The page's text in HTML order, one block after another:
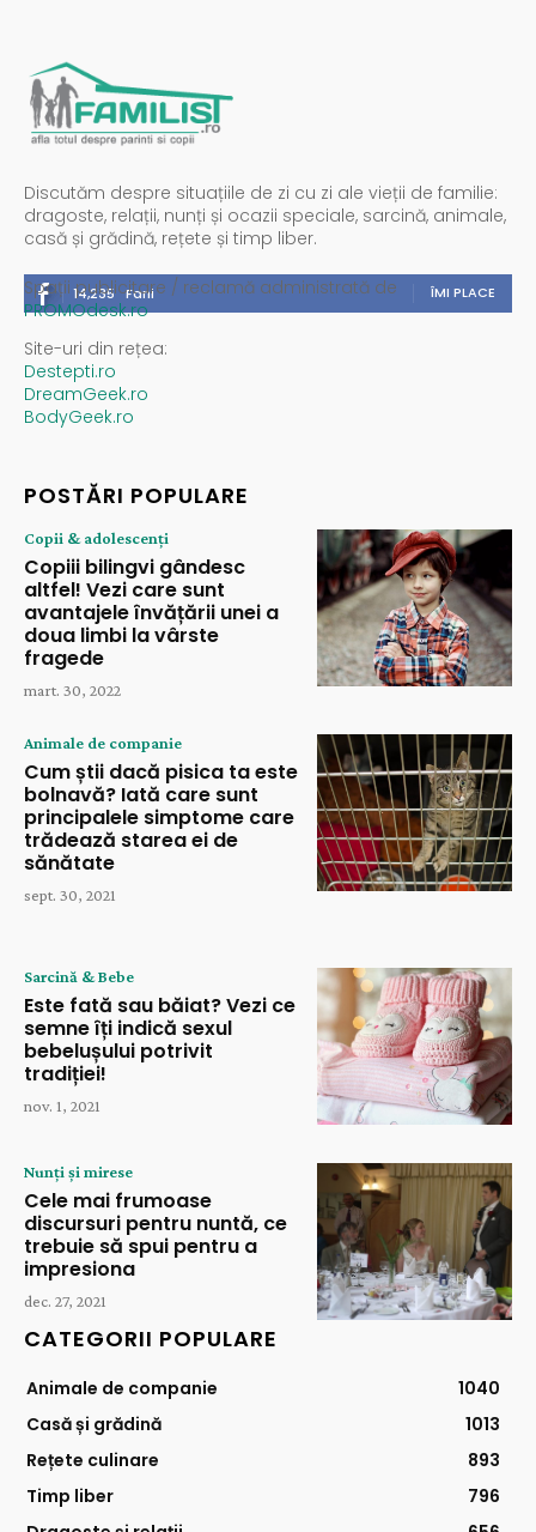
Discutăm despre situațiile de zi cu zi ale vieții de familie:
dragoste, relații, nunți și ocazii speciale, sarcină, animale,
casă și grădină, rețete și timp liber.
14,235 Fani ÎMI PLACE
Spații publicitare / reclamă administrată de
PROMOdesk.ro
Site-uri din rețea:
Destepti.ro
DreamGeek.ro
BodyGeek.ro
POSTĂRI POPULARE
Copii & adolescenți
Copiii bilingvi gândesc
altfel! Vezi care sunt
avantajele învățării unei a
doua limbi la vârste
fragede
mart. 30, 2022
Animale de companie
Cum știi dacă pisica ta este
bolnavă? Iată care sunt
principalele simptome care
trădează starea ei de
sănătate
sept. 30, 2021
Sarcină & Bebe
Este fată sau băiat? Vezi ce
semne îți indică sexul
bebelușului potrivit
tradiției!
nov. 1, 2021
Nunți și mirese
Cele mai frumoase
discursuri pentru nuntă, ce
trebuie să spui pentru a
impresiona
dec. 27, 2021
CATEGORII POPULARE
Animale de companie
1040
Casă și grădină
1013
Rețete culinare
893
Timp liber
796